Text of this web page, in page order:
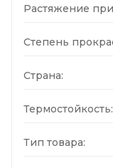
Растяжение
Степень
Страна:
Термостойкость:
Тип товара: